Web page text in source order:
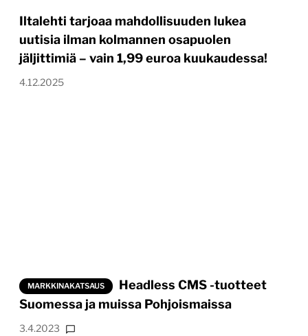
Iltalehti tarjoaa mahdollisuuden lukea
uutisia ilman kolmannen osapuolen
jäljittimiä – vain 1,99 euroa kuukaudessa!
4.12.2025
MARKKINAKATSAUS
Headless CMS -tuotteet
Suomessa ja muissa Pohjoismaissa
3.4.2023